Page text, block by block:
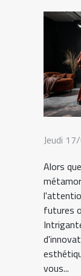
Jeudi
Alors
futures
vous...